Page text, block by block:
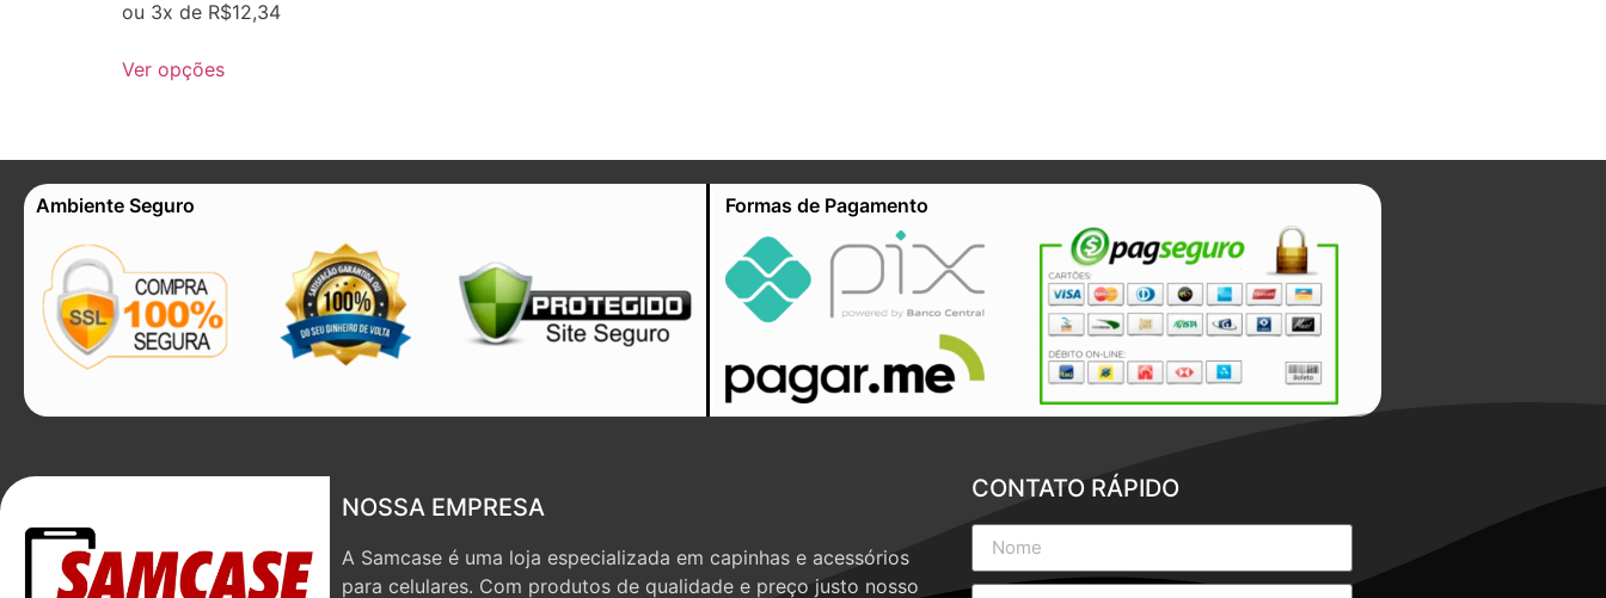
ou 3x de R$12,34
Ver opções
Ambiente Seguro Formas de Pagamento
NOSSA EMPRESA
A Samcase é uma loja especializada em capinhas e acessórios
para celulares. Com produtos de qualidade e preço justo nosso
CONTATO RÁPIDO